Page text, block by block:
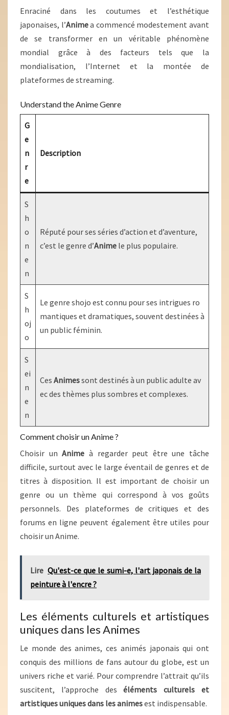
Enraciné dans les coutumes et l’esthétique
japonaises, l’Animea commencé modestement avant
de se transformer en un véritable phénomène
mondial grâce à des facteurs tels que la
mondialisation, l’Internet et la montée de
plateformes de streaming.
Understand the Anime Genre
G
e
n
r
e
Description
S
h
o
n
e
n
Réputé pour ses séries d’action et d’aventure,
c’est le genre d’Anime le plus populaire.
S
h
oj
o
Le genre shojo est connu pour ses intrigues ro
mantiques et dramatiques, souvent destinées à
un public féminin.
S
ei
n
e
n
Ces Animessont destinés à un public adulte av
ec des thèmes plus sombres et complexes.
Comment choisir un Anime ?
Choisir unAnime à regarder peut être une tâche
difficile, surtout avec le large éventail de genres et de
titres à disposition. Il est important de choisir un
genre ou un thème qui correspond à vos goûts
personnels. Des plateformes de critiques et des
forums en ligne peuvent également être utiles pour
choisir un Anime.
Lire Qu'est-ce que le sumi-e, l'art japonais de la
peinture à l'encre ?
Les éléments culturels et artistiques
uniques dans les Animes
Le monde des animes, ces animés japonais qui ont
conquis des millions de fans autour du globe, est un
univers riche et varié. Pour comprendre l’attrait qu’ils
suscitent, l’approche deséléments culturels et
artistiques uniques dans les animesest indispensable.